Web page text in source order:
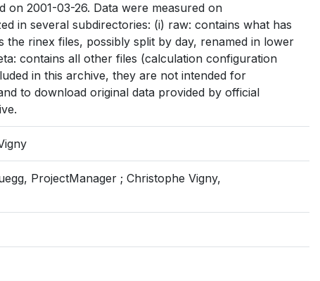
on 2001-03-26. Data were measured on
in several subdirectories: (i) raw: contains what has
the rinex files, possibly split by day, renamed in lower
contains all other files (calculation configuration
in this archive, they are not intended for
to download original data provided by official
ProjectManager ; Christophe Vigny,